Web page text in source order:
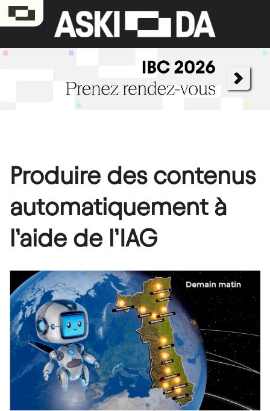
Produire des contenus
automatiquement à
l’aide de l’IAG